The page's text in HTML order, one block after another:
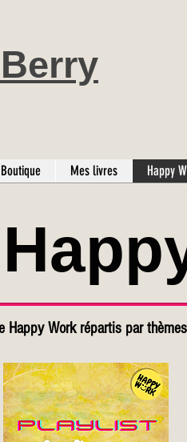
Boutique Mes livres Happy
Happy Work répartis par